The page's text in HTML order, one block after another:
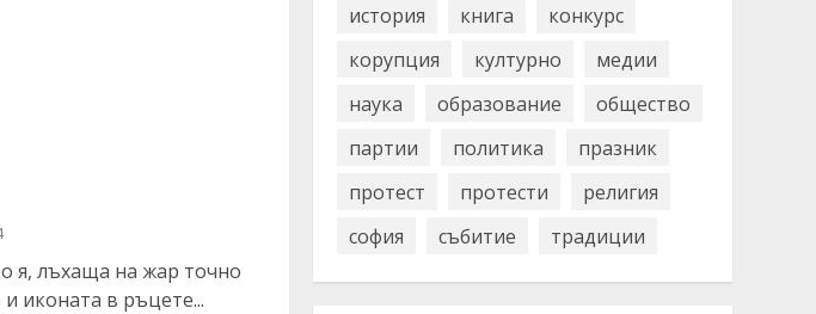
я, лъхаща на жар точно
иконата в ръцете...
история
книга
конкурс
корупция
културно
медии
наука
образование
общество
партии
политика
празник
протест
протести
религия
софия
събитие традиции